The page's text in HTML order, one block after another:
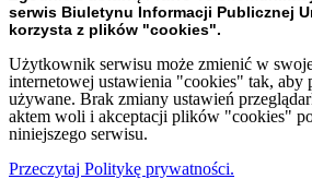
serwis Biuletynu Informacji Publicznej
korzysta z plików "cookies".
Użytkownik serwisu może zmienić w
internetowej ustawienia "cookies" tak, aby
używane. Brak zmiany ustawień
aktem woli i akceptacji plików "cookies"
niniejszego serwisu.
Przeczytaj Politykę prywatności.